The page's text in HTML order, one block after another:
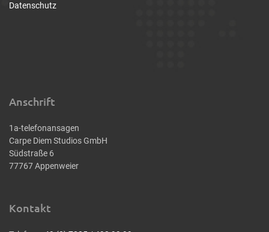
Datenschutz
Anschrift
1a-telefonansagen
Carpe Diem Studios GmbH
Südstraße 6
77767 Appenweier
Kontakt